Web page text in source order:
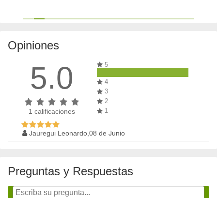
Opiniones
5.0
1 calificaciones
5
4
3
2
1
Jauregui Leonardo,08 de Junio
Preguntas y Respuestas